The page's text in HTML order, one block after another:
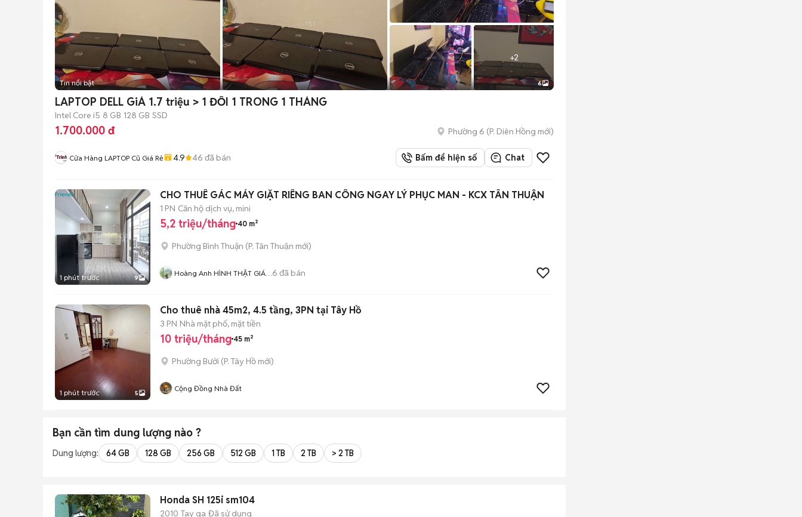
+2
Tin nổi bật 6
LAPTOP DELL GiÁ 1.7 triệu > 1 ĐỔI 1 TRONG 1 THÁNG
Intel Core i5 8 GB 128 GB SSD
1.700.000 đ Phường 6 (P. Diên Hồng mới)
Cửa Hàng LAPTOP Cũ Giá Rẻ 4.9 46 đã bán Bấm để hiện số Chat
1 phút trước 9
CHO THUÊ GÁC MÁY GIẶT RIÊNG BAN CÔNG NGAY LÝ PHỤC MAN - KCX TÂN THUẬN
1 PN Căn hộ dịch vụ, mini
5,2 triệu/tháng 40 m²
Phường Bình Thuận (P. Tân Thuận mới)
Hoàng Anh HÌNH THẬT GIÁ
6 đã bán
1 phút trước 5
Cho thuê nhà 45m2, 4.5 tầng, 3PN tại Tây Hồ
3 PN Nhà mặt phố, mặt tiền
10 triệu/tháng 45 m²
Phường Bưởi (P. Tây Hồ mới)
Cộng Đồng Nhà Đất
Bạn cần tìm dung lượng nào ?
Dung lượng: 64 GB 128 GB 256 GB 512 GB 1 TB 2 TB > 2 TB
Honda SH 125i sm104
2010 Tay ga Đã sử dụng